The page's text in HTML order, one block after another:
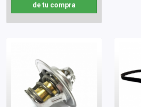
de tu compra